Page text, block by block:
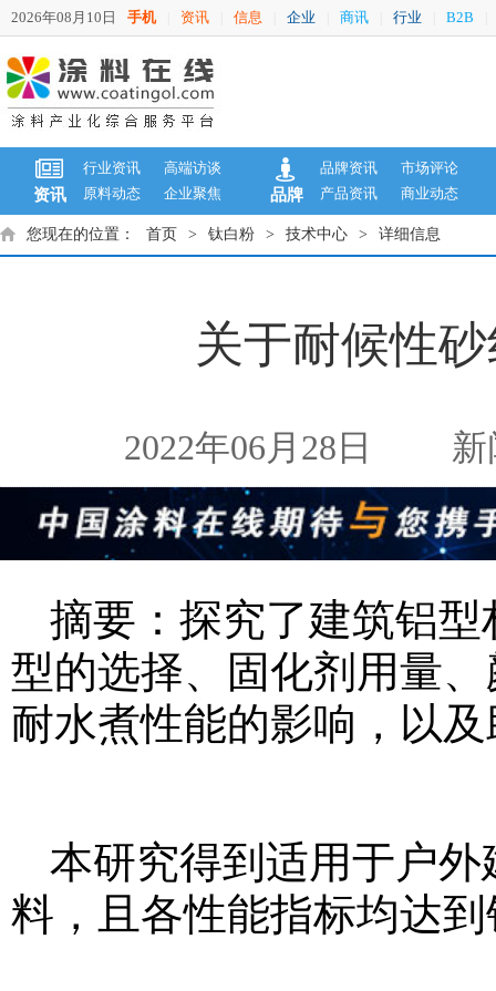
2026年08月10日 手机 资讯 信息 企业 商讯 行业 B2B
资讯
行业资讯
高端访谈
原料动态
企业聚焦 品牌
品牌资讯
市场评论
产品资讯
商业动态
您现在的位置： 首页 > 钛白粉 > 技术中心 > 详细信息
关于耐候性
2022年06月28日 新
摘要：探究了建筑铝
型的选择、固化剂用量
耐水煮性能的影响，以
本研究得到适用于户
料，且各性能指标均达